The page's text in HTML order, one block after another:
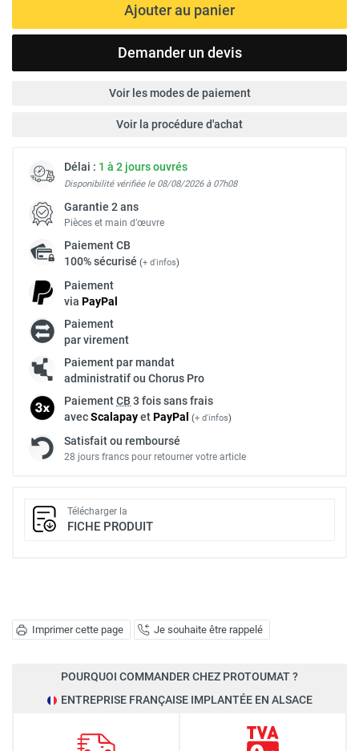
Imprimer cette page Je souhaite être rappelé
Ajouter au panier
Demander un devis
Voir les modes de paiement
Voir la procédure d'achat
Délai : 1 à 2 jours ouvrés
Disponibilité vérifiée le 08/08/2026 à 07h08
Garantie 2 ans
Pièces et main d’œuvre
PaiementCB
100% sécurisé (+ d'infos)
Paiement
via PayPal
Paiement
par virement
Paiement par mandat
administratif ou Chorus Pro
PaiementCB 3 fois sans frais
avecScalapayetPayPal (+ d'infos)
Satisfait ou remboursé
28 jours francs pour retourner votre article
Télécharger la
FICHE PRODUIT
POURQUOI COMMANDER CHEZ PROTOUMAT ?
ENTREPRISE FRANÇAISE IMPLANTÉE EN ALSACE